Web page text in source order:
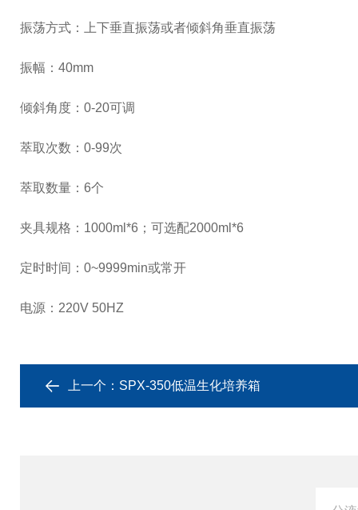
振荡方式：上下垂直振荡或者倾斜角垂直振荡
振幅： 40mm
倾斜角度： 0-20可调
萃取次数： 0-99次
萃取数量： 6个
夹具规格： 1000ml*6 ；可选配2000ml*6
定时时间： 0~9999min或常开
电源： 220V 50HZ
上一个： SPX-350低温生化培养箱